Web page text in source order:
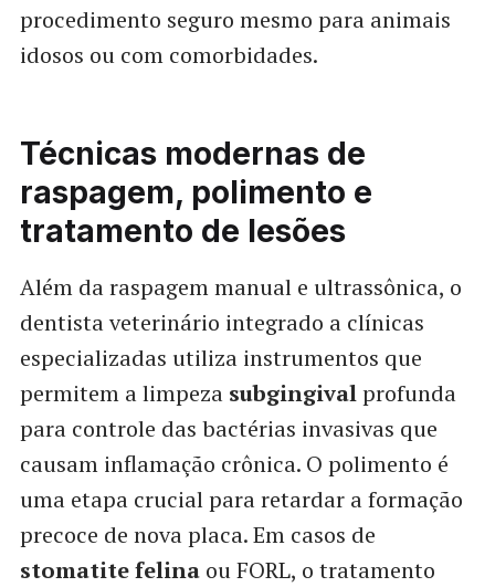
procedimento seguro mesmo para animais
idosos ou com comorbidades.
Técnicas modernas de
raspagem, polimento e
tratamento de lesões
Além da raspagem manual e ultrassônica, o
dentista veterinário integrado a clínicas
especializadas utiliza instrumentos que
permitem a limpeza subgingivalprofunda
para controle das bactérias invasivas que
causam inflamação crônica. O polimento é
uma etapa crucial para retardar a formação
precoce de nova placa. Em casos de
stomatite felinaou FORL, o tratamento